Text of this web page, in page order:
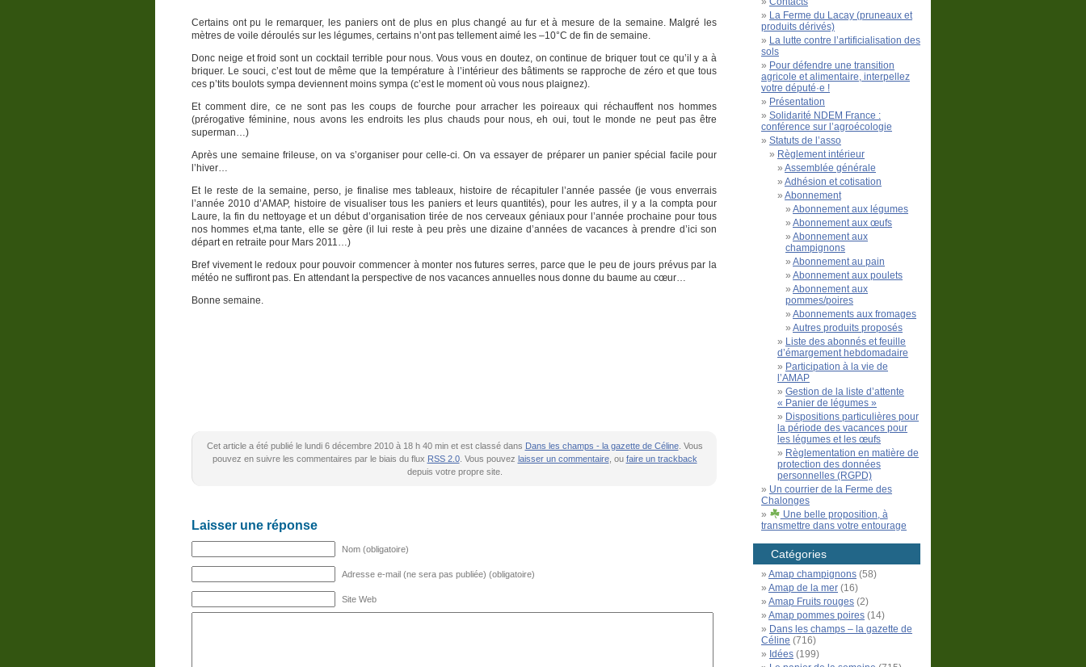
Certains ont pu le remarquer, les paniers ont de plus en plus changé au fur et à mesure de la semaine. Malgré les
mètres de voile déroulés sur les légumes, certains n’ont pas tellement aimé les –10°C de fin de semaine.
Donc neige et froid sont un cocktail terrible pour nous. Vous vous en doutez, on continue de briquer tout ce qu’il y a à
briquer. Le souci, c’est tout de même que la température à l’intérieur des bâtiments se rapproche de zéro et que tous
ces p’tits boulots sympa deviennent moins sympa (c’est le moment où vous nous plaignez).
Et comment dire, ce ne sont pas les coups de fourche pour arracher les poireaux qui réchauffent nos hommes
(prérogative féminine, nous avons les endroits les plus chauds pour nous, eh oui, tout le monde ne peut pas être
superman…)
Après une semaine frileuse, on va s’organiser pour celle-ci. On va essayer de préparer un panier spécial facile pour
l’hiver…
Et le reste de la semaine, perso, je finalise mes tableaux, histoire de récapituler l’année passée (je vous enverrais
l’année 2010 d’AMAP, histoire de visualiser tous les paniers et leurs quantités), pour les autres, il y a la compta pour
Laure, la fin du nettoyage et un début d’organisation tirée de nos cerveaux géniaux pour l’année prochaine pour tous
nos hommes et,ma tante, elle se gère (il lui reste à peu près une dizaine d’années de vacances à prendre d’ici son
départ en retraite pour Mars 2011…)
Bref vivement le redoux pour pouvoir commencer à monter nos futures serres, parce que le peu de jours prévus par la
météo ne suffiront pas. En attendant la perspective de nos vacances annuelles nous donne du baume au cœur…
Bonne semaine.
Cet article a été publié le lundi 6 décembre 2010 à 18 h 40 min et est classé dans Dans les champs - la gazette de Céline. Vous
pouvez en suivre les commentaires par le biais du flux RSS 2.0. Vous pouvez laisser un commentaire, ou faire un trackback
depuis votre propre site.
Laisser une réponse
Nom (obligatoire)
Adresse e-mail (ne sera pas publiée) (obligatoire)
Site Web
La Ferme du Lacay (pruneaux et
produits dérivés)
La lutte contre l’artificialisation des
sols
Pour défendre une transition
agricole et alimentaire, interpellez
votre député·e !
Présentation
Solidarité NDEM France :
conférence sur l’agroécologie
Statuts de l’asso
Règlement intérieur
Assemblée générale
Adhésion et cotisation
Abonnement
Abonnement aux légumes
Abonnement aux œufs
Abonnement aux
champignons
Abonnement au pain
Abonnement aux poulets
Abonnement aux
pommes/poires
Abonnements aux fromages
Autres produits proposés
Liste des abonnés et feuille
d’émargement hebdomadaire
Participation à la vie de
l’AMAP
Gestion de la liste d’attente
« Panier de légumes »
Dispositions particulières pour
la période des vacances pour
les légumes et les œufs
Règlementation en matière de
protection des données
personnelles (RGPD)
Un courrier de la Ferme des
Chalonges
Une belle proposition, à
transmettre dans votre entourage
Catégories
Amap champignons (58)
Amap de la mer (16)
Amap Fruits rouges (2)
Amap pommes poires (14)
Dans les champs – la gazette de
Céline (716)
Idées (199)